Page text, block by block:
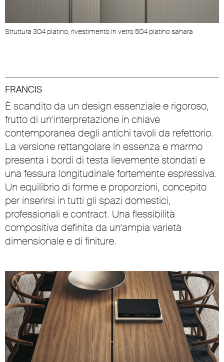
Struttura 304 platino, rivestimento in vetro 504 platino sahara
FRANCIS
È scandito da un design essenziale e rigoroso,
frutto di un’interpretazione in chiave
contemporanea degli antichi tavoli da refettorio.
La versione rettangolare in essenza e marmo
presenta i bordi di testa lievemente stondati e
una fessura longitudinale fortemente espressiva.
Un equilibrio di forme e proporzioni, concepito
per inserirsi in tutti gli spazi domestici,
professionali e contract. Una flessibilità
compositiva definita da un’ampia varietà
dimensionale e di finiture.